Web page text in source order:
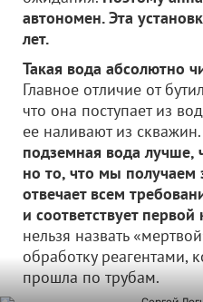
автономен. Эта
лет.
Такая вода абсолютно
Главное отличие от
что она поступает из
ее наливают из скважин.
подземная вода лучше,
но то, что мы получаем
отвечает всем
и соответствует первой
нельзя назвать
обработку реагентами,
прошла по трубам.